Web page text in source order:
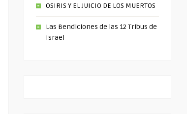
OSIRIS Y EL JUICIO DE LOS MUERTOS
Las Bendiciones de las 12 Tribus de
Israel